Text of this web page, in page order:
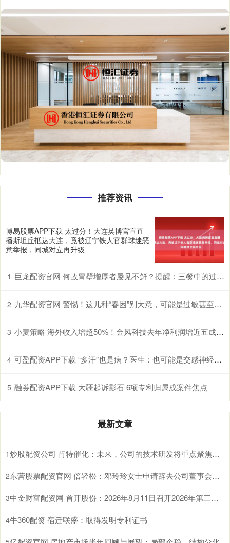
推荐资讯
博易股票APP下载 太过分！大连英博官宣直
播斯坦丘抵达大连，竟被辽宁铁人官群球迷恶
意举报，同城对立再升级
1 巨龙配资官网 何故胃壁增厚者屡见不鲜？提醒：三餐中的过快进食习惯许是诱因
2 九华配资官网 警惕！这几种“春困”别大意，可能是过敏甚至中风前兆
3 小麦策略 海外收入增超50%！金风科技去年净利润增近五成至27亿元
4 可盈配资APP下载 “多汗”也是病？医生：也可能是交感神经过度兴奋所致
5 融券配资APP下载 大疆起诉影石 6项专利归属成案件焦点
最新文章
1 炒股配资公司 肯特催化：未来，公司的技术研发将重点聚焦于现有生产工艺的优化迭代、全新产品开发以及前沿技术市场转化落地
2 东营股票配资官网 倍轻松：邓玲玲女士申请辞去公司董事会秘书职务
3 中金财富配资网 首开股份：2026年8月11日召开2026年第三次临时股东会
4牛360配资 宿迁联盛：取得发明专利证书